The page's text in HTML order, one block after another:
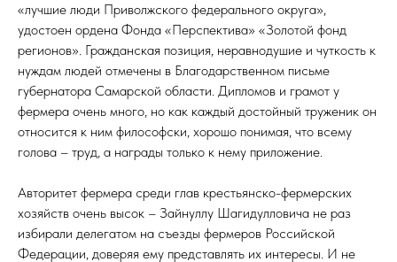
«лучшие люди Приволжского федерального округа»,
удостоен ордена Фонда «Перспектива» «Золотой фонд
регионов». Гражданская позиция, неравнодушие и чуткость к
нуждам людей отмечены в Благодарственном письме
губернатора Самарской области. Дипломов и грамот у
фермера очень много, но как каждый достойный труженик он
относится к ним философски, хорошо понимая, что всему
голова – труд, а награды только к нему приложение.
Авторитет фермера среди глав крестьянско-фермерских
хозяйств очень высок – Зайнуллу Шагидулловича не раз
избирали делегатом на съезды фермеров Российской
Федерации, доверяя ему представлять их интересы. И не